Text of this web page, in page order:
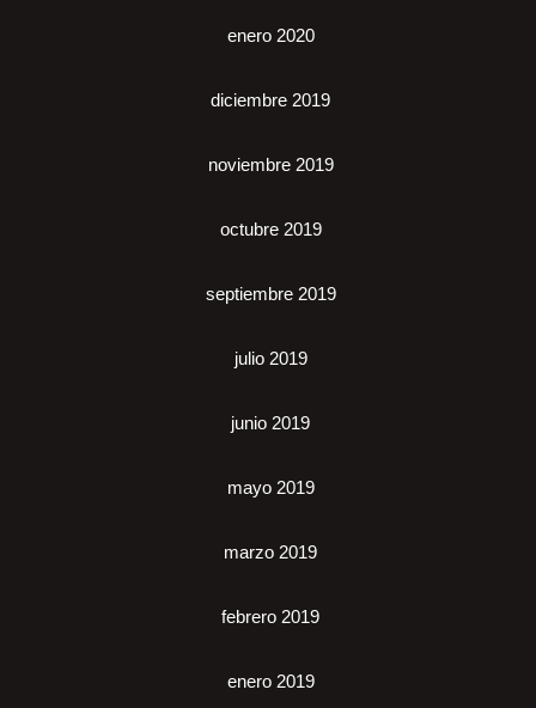
enero 2020
diciembre 2019
noviembre 2019
octubre 2019
septiembre 2019
julio 2019
junio 2019
mayo 2019
marzo 2019
febrero 2019
enero 2019